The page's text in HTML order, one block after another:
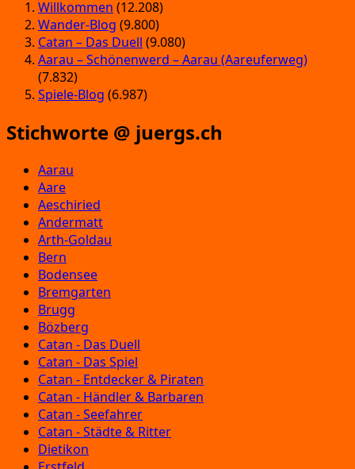
Willkommen (12.208)
Wander-Blog (9.800)
Catan – Das Duell (9.080)
Aarau – Schönenwerd – Aarau (Aareuferweg)
(7.832)
Spiele-Blog (6.987)
Stichworte @ juergs.ch
Aarau
Aare
Aeschiried
Andermatt
Arth-Goldau
Bern
Bodensee
Bremgarten
Brugg
Bözberg
Catan - Das Duell
Catan - Das Spiel
Catan - Entdecker & Piraten
Catan - Händler & Barbaren
Catan - Seefahrer
Catan - Städte & Ritter
Dietikon